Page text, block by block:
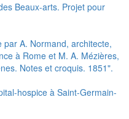
Beaux-arts. Projet pour
par A. Normand, architecte,
à Rome et M. A. Mézières,
Notes et croquis. 1851".
hospice à Saint-Germain-